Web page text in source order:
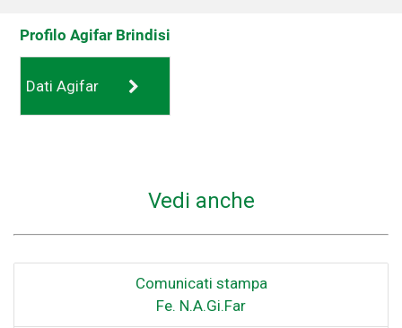
Profilo Agifar Brindisi
Dati Agifar
Vedi anche
Comunicati stampa
Fe. N.A.Gi.Far